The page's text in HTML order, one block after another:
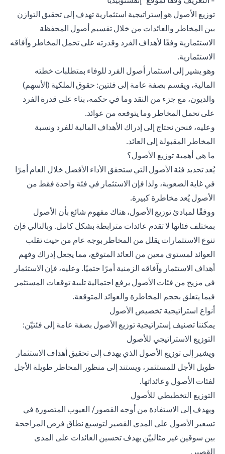
توزيع الأصول هو إستراتيجية استثمارية تهدف إلى تحقيق التوازن
بين المخاطر والعائدات من خلال تقسيم أصول المحفظة
الاستثمارية وفقًا لأهداف الفرد وقدرته على تحمل المخاطر وآفاقه
الاستثمارية.
وهو يشير إلى استثمار أصول الفرد للوفاء بمتطلبات خطته
المالية، ويقسم بصفة عامة إلى فئتين: حقوق الملكية (الأسهم)
والديون، مع جزء من النقد وما في حكمه، بناء على قدرة الفرد
على تحمل المخاطر وما يتوقعه من عوائد.
وعليه، فنحن نحتاج إلى إدراك الأهداف المالية للفرد ونسبة
المخاطر المقبولة إلى العائد.
ما هي أهمية توزيع الأصول؟
يُعد تحديد فئة الأصول التي ستحقق الأداء الأفضل خلال العام أمرًا
في غاية الصعوبة، ولذا فإن الاستثمار في فئة واحدة فقط من
الأصول يُعد مخاطرة كبيرة.
ووفقًا لمبادئ توزيع الأصول، هناك مفهوم شائع بأن الأصول
بمختلف فئاتها لا تقدم عائدات مترابطة بشكل كامل. وبالتالي فإن
تنوع الاستثمارات يقلل من المخاطر بوجه عام من حيث تقلب
العوائد لمستوى معين من العائد المتوقع، مما يجعل إدراك وفهم
أهداف الاستثمار وآفاقه الزمنية أمرًا حتميًا. وعليه، فإن الاستثمار
في مزيج من فئات الأصول يرفع احتمالية تلبية توقعات المستثمر
فيما يتعلق بحجم المخاطرة والعوائد المتوقعة.
أنواع استراتيجية تخصيص الأصول
يمكننا تصنيف إستراتيجية توزيع الأصول بصفة عامة إلى فئتيّن:
التوزيع الاستراتيجي للأصول
ويشير إلى توزيع الأصول الذي يهدف إلى تحقيق أهداف الاستثمار
طويل الأجل للمستثمر، ويستند إلى منظور المخاطر طويلة الأجل
لفئات الأصول وعائداتها.
التوزيع التخطيطي للأصول
ويهدف إلى الاستفادة من أوجه القصور/ العيوب المتصورة في
تسعير الأصول على المدى القصير لتوسيع نطاق فرص المراجحة
بين سوقين غير مثالييّن بهدف تحسين العائدات على المدى
القصير.